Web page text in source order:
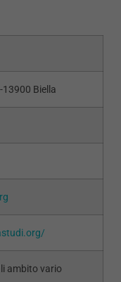
13900 Biella
ambito vario